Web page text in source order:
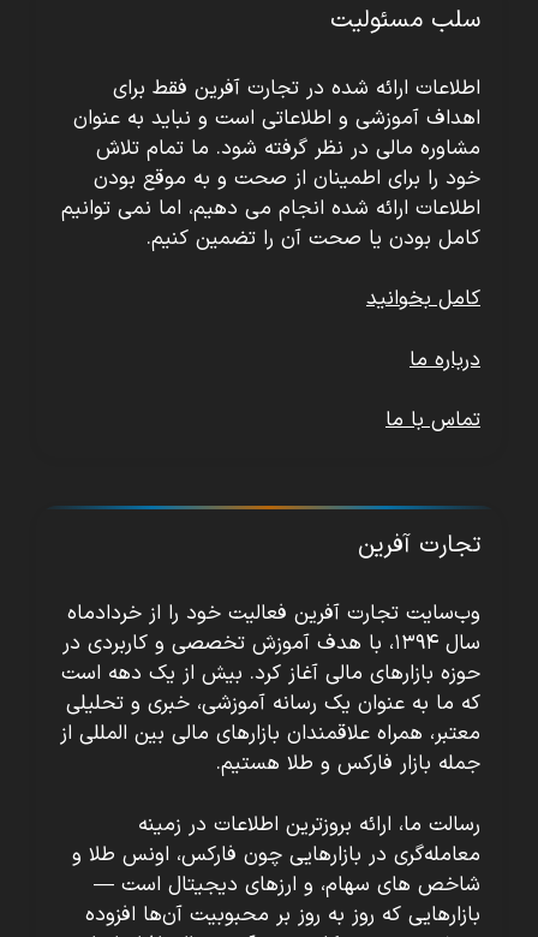
سلب مسئولیت
اطلاعات ارائه شده در تجارت آفرین فقط برای
اهداف آموزشی و اطلاعاتی است و نباید به عنوان
مشاوره مالی در نظر گرفته شود. ما تمام تلاش
خود را برای اطمینان از صحت و به موقع بودن
اطلاعات ارائه شده انجام می دهیم، اما نمی توانیم
کامل بودن یا صحت آن را تضمین کنیم.
کامل بخوانید
درباره ما
تماس با ما
تجارت آفرین
وب‌سایت تجارت آفرین فعالیت خود را از خردادماه
سال ۱۳۹۴، با هدف آموزش تخصصی و کاربردی در
حوزه بازارهای مالی آغاز کرد. بیش از یک دهه است
که ما به عنوان یک رسانه آموزشی، خبری و تحلیلی
معتبر، همراه علاقمندان بازارهای مالی بین المللی از
جمله بازار فارکس و طلا هستیم.
رسالت ما، ارائه بروزترین اطلاعات در زمینه
معامله‌گری در بازارهایی چون فارکس، اونس طلا و
شاخص های سهام، و ارزهای دیجیتال است —
بازارهایی که روز به روز بر محبوبیت آن‌ها افزوده